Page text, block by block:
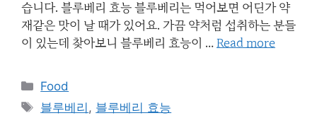
습니다. 블루베리 효능 블루베리는 먹어보면 어딘가 약
재같은 맛이 날 때가 있어요. 가끔 약처럼 섭취하는 분들
이 있는데 찾아보니 블루베리 효능이 … Read more
Categories
Food
Tags
블루베리 , 블루베리 효능